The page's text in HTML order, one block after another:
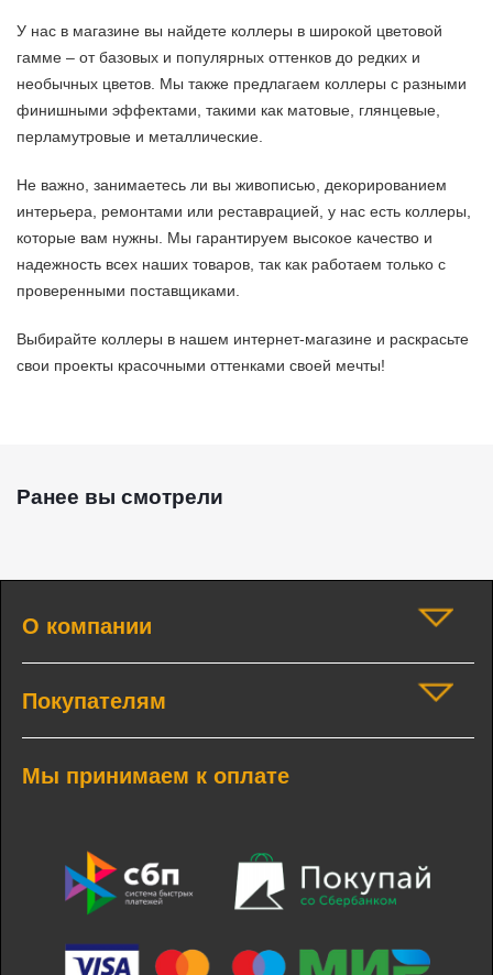
У нас в магазине вы найдете коллеры в широкой цветовой
гамме – от базовых и популярных оттенков до редких и
необычных цветов. Мы также предлагаем коллеры с разными
финишными эффектами, такими как матовые, глянцевые,
перламутровые и металлические.
Не важно, занимаетесь ли вы живописью, декорированием
интерьера, ремонтами или реставрацией, у нас есть коллеры,
которые вам нужны. Мы гарантируем высокое качество и
надежность всех наших товаров, так как работаем только с
проверенными поставщиками.
Выбирайте коллеры в нашем интернет-магазине и раскрасьте
свои проекты красочными оттенками своей мечты!
Ранее вы смотрели
О компании
Покупателям
Мы принимаем к оплате